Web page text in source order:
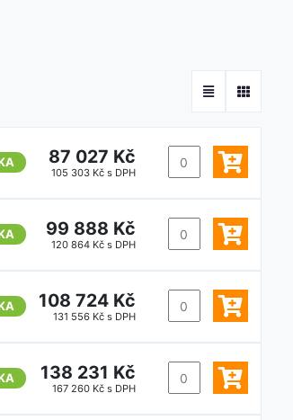
87 027 Kč
105 303 Kč s DPH
99 888 Kč
120 864 Kč s DPH
108 724 Kč
131 556 Kč s DPH
138 231 Kč
167 260 Kč s DPH